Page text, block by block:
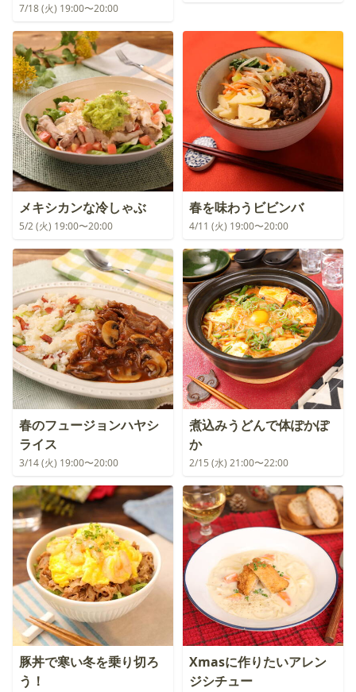
7/18 (火) 19:00〜20:00
メキシカンな冷しゃぶ
5/2 (火) 19:00〜20:00
春を味わうビビンバ
4/11 (火) 19:00〜20:00
春のフュージョンハヤシ
ライス
3/14 (火) 19:00〜20:00
煮込みうどんで体ぽかぽ
か
2/15 (水) 21:00〜22:00
豚丼で寒い冬を乗り切ろ
う！
Xmasに作りたいアレン
ジシチュー